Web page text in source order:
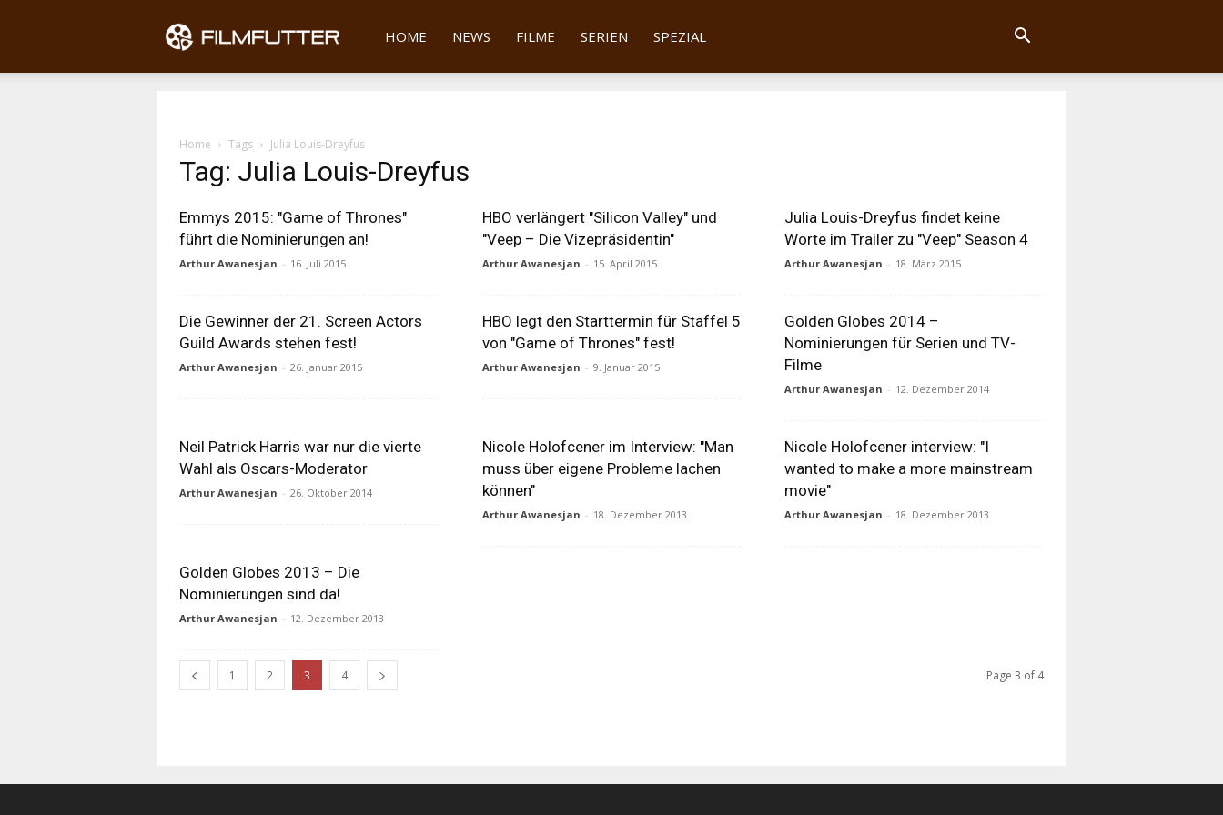
Filmfutter
HOME NEWS FILME SERIEN SPEZIAL
Home Tags Julia Louis-Dreyfus
Tag: Julia Louis-Dreyfus
Emmys 2015: "Game of Thrones"
führt die Nominierungen an!
Arthur Awanesjan - 16. Juli 2015
HBO verlängert "Silicon Valley" und
"Veep – Die Vizepräsidentin"
Arthur Awanesjan - 15. April 2015
Julia Louis-Dreyfus findet keine
Worte im Trailer zu "Veep" Season 4
Arthur Awanesjan - 18. März 2015
Die Gewinner der 21. Screen Actors
Guild Awards stehen fest!
Arthur Awanesjan - 26. Januar 2015
HBO legt den Starttermin für Staffel 5
von "Game of Thrones" fest!
Arthur Awanesjan - 9. Januar 2015
Golden Globes 2014 –
Nominierungen für Serien und TV-
Filme
Arthur Awanesjan - 12. Dezember 2014
Neil Patrick Harris war nur die vierte
Wahl als Oscars-Moderator
Arthur Awanesjan - 26. Oktober 2014
Nicole Holofcener im Interview: "Man
muss über eigene Probleme lachen
können"
Arthur Awanesjan - 18. Dezember 2013
Nicole Holofcener interview: "I
wanted to make a more mainstream
movie"
Arthur Awanesjan - 18. Dezember 2013
Golden Globes 2013 – Die
Nominierungen sind da!
Arthur Awanesjan - 12. Dezember 2013
1 2 3 4 Page 3 of 4